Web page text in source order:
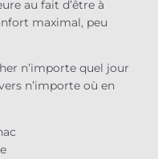
au fait d’être à
maximal, peu
n’importe quel jour
n’importe où en